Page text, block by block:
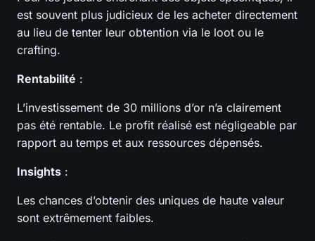
est souvent plus judicieux de les acheter directement
au lieu de tenter leur obtention via le loot ou le
crafting.
Rentabilité :
L’investissement de 30 millions d’or n’a clairement
pas été rentable. Le profit réalisé est négligeable par
rapport au temps et aux ressources dépensés.
Insights :
Les chances d’obtenir des uniques de haute valeur
sont extrêmement faibles.